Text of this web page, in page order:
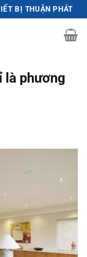
BỊ THUẬN PHÁT
là phương